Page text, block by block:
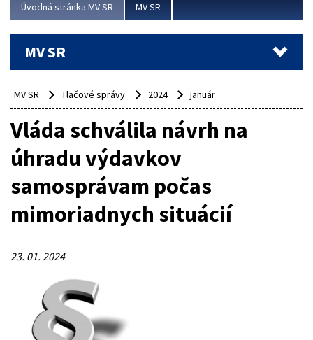
Úvodná stránka MV SR MV SR
MV SR
MV SR Tlačové správy 2024 január
Vláda schválila návrh na
úhradu výdavkov
samosprávam počas
mimoriadnych situácií
23. 01. 2024